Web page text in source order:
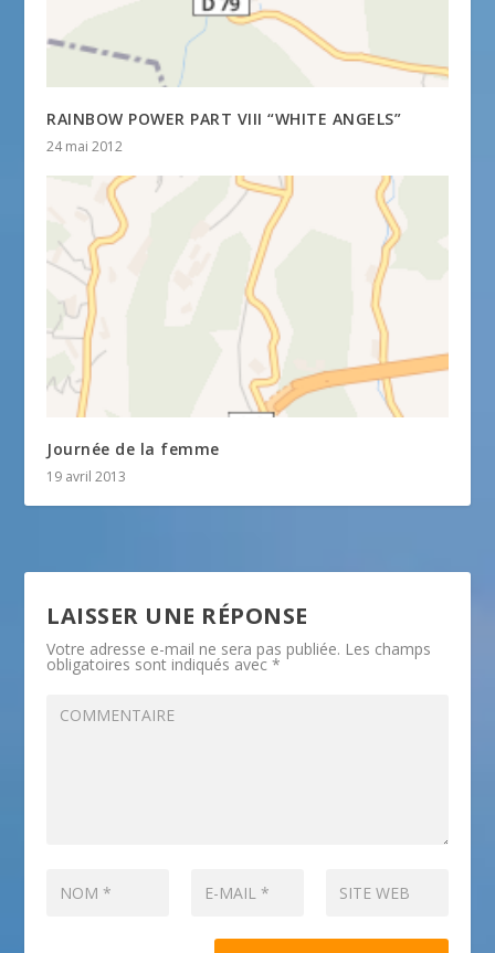
RAINBOW POWER PART VIII “WHITE ANGELS”
24 mai 2012
Journée de la femme
19 avril 2013
LAISSER UNE RÉPONSE
Votre adresse e-mail ne sera pas publiée. Les champs
obligatoires sont indiqués avec*